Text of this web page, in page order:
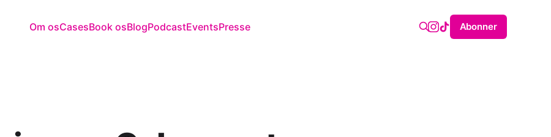
Om osCasesBook osBlogPodcastEventsPresse Abonner